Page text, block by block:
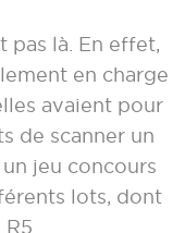
pas là. En effet,
en charge
avaient pour
de scanner un
jeu concours
lots, dont